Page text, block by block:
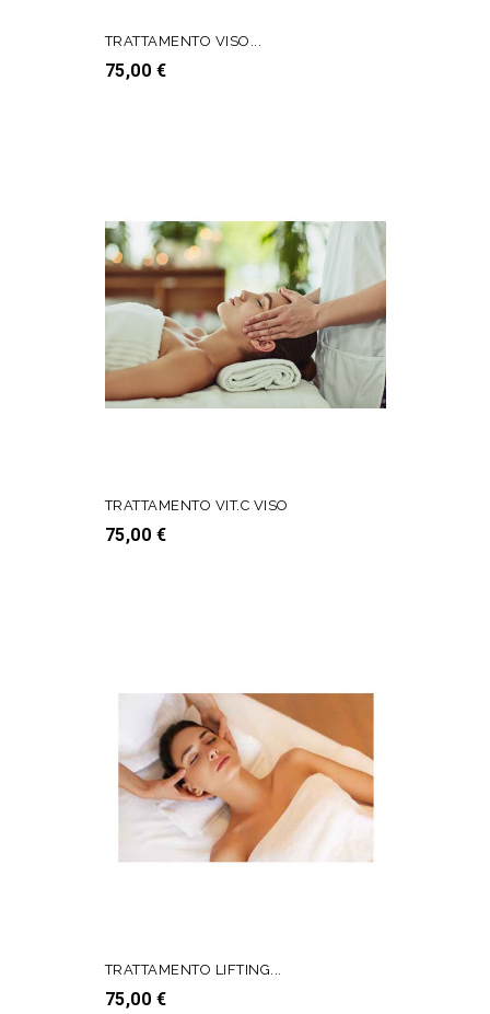
TRATTAMENTO VISO...
Prezzo
75,00 €
AGGIUNGI AL CARRELLO
TRATTAMENTO VIT.C VISO
Prezzo
75,00 €
AGGIUNGI AL CARRELLO
TRATTAMENTO LIFTING...
Prezzo
75,00 €
AGGIUNGI AL CARRELLO